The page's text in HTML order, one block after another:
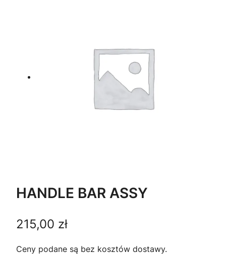
HANDLE BAR ASSY
215,00 zł
Ceny podane są bez kosztów dostawy.